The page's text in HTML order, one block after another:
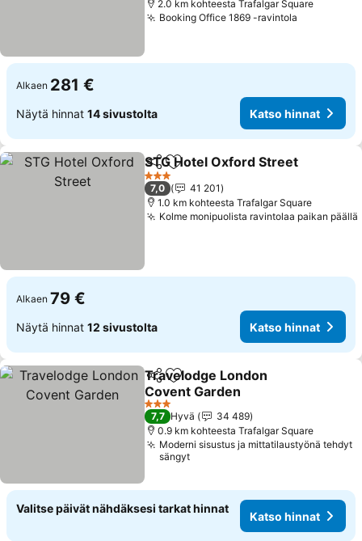
2.0 km kohteesta Trafalgar Square
Booking Office 1869 -ravintola
Alkaen 281 €
Näytä hinnat 14 sivustolta Katso hinnat
Jaa Lisää suosikkeihin
STG Hotel Oxford Street
3 Tähtiluokitus
7,0
41 201
1.0 km kohteesta Trafalgar Square
Kolme monipuolista ravintolaa paikan päällä
Alkaen 79 €
Näytä hinnat 12 sivustolta Katso hinnat
Jaa Lisää suosikkeihin
Travelodge London
Covent Garden
3 Tähtiluokitus
7,7 Hyvä
34 489
0.9 km kohteesta Trafalgar Square
Moderni sisustus ja mittatilaustyönä tehdyt
sängyt
Valitse päivät nähdäksesi tarkat hinnat
Katso hinnat